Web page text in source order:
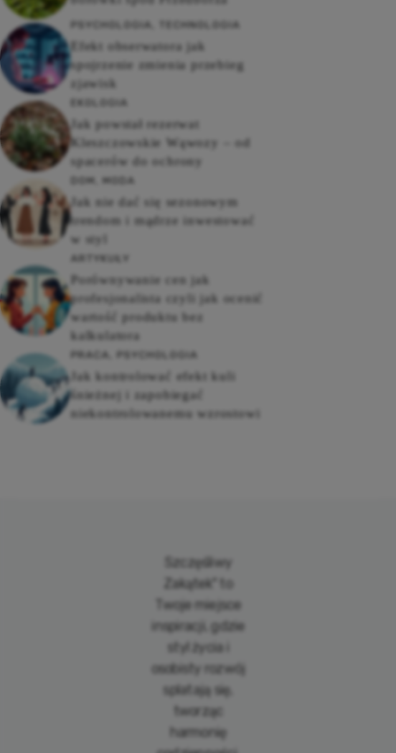
PSYCHOLOGIA TECHNOLOGIA
Efekt obserwatora jak
spojrzenie zmienia przebieg
zjawisk
EKOLOGIA
Jak powstał rezerwat
Kleszczowskie Wąwozy – od
spacerów do ochrony
DOM MODA
Jak nie dać się sezonowym
trendom i mądrze inwestować
w styl
ARTYKUŁY
Porównywanie cen jak
profesjonalista czyli jak ocenić
wartość produktu bez
kalkulatora
PRACA PSYCHOLOGIA
Jak kontrolować efekt kuli
śnieżnej i zapobiegać
niekontrolowanemu wzrostowi
Szczęśliwy
Zakątek" to
Twoje miejsce
inspiracji, gdzie
styl życia i
osobisty rozwój
splatają się,
tworząc
harmonię